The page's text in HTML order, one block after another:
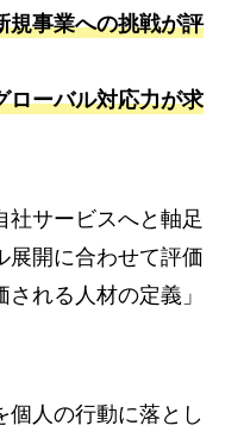
規事業への挑戦が評
ローバル対応力が求
社サービスへと軸足
展開に合わせて評価
れる人材の定義」
個人の行動に落とし